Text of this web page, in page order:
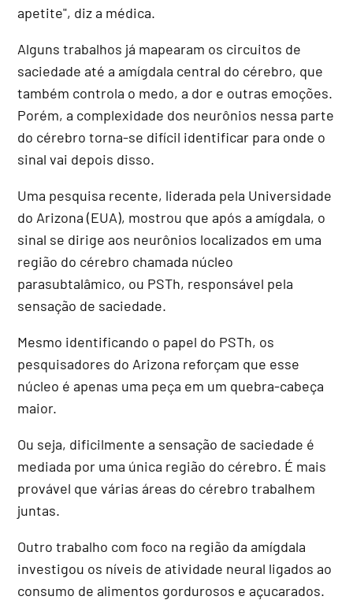
apetite", diz a médica.
Alguns trabalhos já mapearam os circuitos de
saciedade até a amígdala central do cérebro, que
também controla o medo, a dor e outras emoções.
Porém, a complexidade dos neurônios nessa parte
do cérebro torna-se difícil identificar para onde o
sinal vai depois disso.
Uma pesquisa recente, liderada pela Universidade
do Arizona (EUA), mostrou que após a amígdala, o
sinal se dirige aos neurônios localizados em uma
região do cérebro chamada núcleo
parasubtalâmico, ou PSTh, responsável pela
sensação de saciedade.
Mesmo identificando o papel do PSTh, os
pesquisadores do Arizona reforçam que esse
núcleo é apenas uma peça em um quebra-cabeça
maior.
Ou seja, dificilmente a sensação de saciedade é
mediada por uma única região do cérebro. É mais
provável que várias áreas do cérebro trabalhem
juntas.
Outro trabalho com foco na região da amígdala
investigou os níveis de atividade neural ligados ao
consumo de alimentos gordurosos e açucarados.